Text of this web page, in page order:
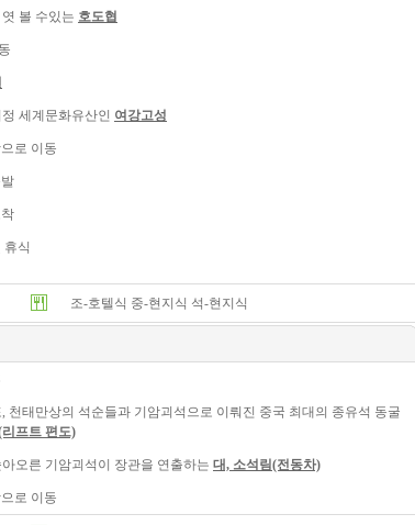
볼 수있는 호도협
세계문화유산인 여강고성
로 이동
휴식
조-호텔식 중-현지식 석-현지식
천태만상의 석순들과 기암괴석으로 이뤄진 중국 최대의 종유석 동굴
프트 편도)
오른 기암괴석이 장관을 연출하는 대, 소석림(전동차)
로 이동